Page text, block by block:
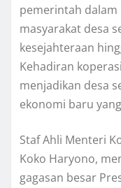
pemerintah
masyarakat desa
kesejahteraan
Kehadiran
menjadikan desa
ekonomi baru
Staf Ahli Menteri
Koko Haryono,
gagasan besar